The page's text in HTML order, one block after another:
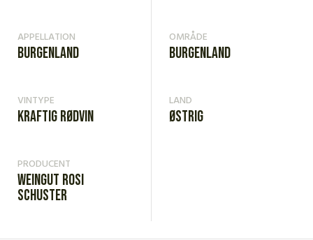
APPELLATION
Burgenland
OMRÅDE
Burgenland
VINTYPE
Kraftig rødvin
LAND
Østrig
PRODUCENT
Weingut Rosi
Schuster